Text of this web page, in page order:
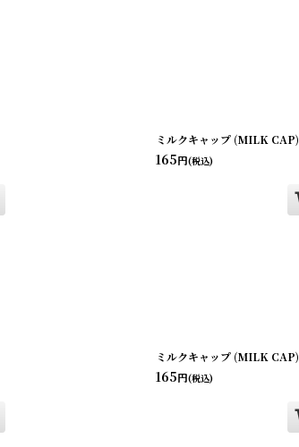
ミルクキャップ (MILK CAP)
165円(税込)
ミルクキャップ (MILK CAP)
165円(税込)